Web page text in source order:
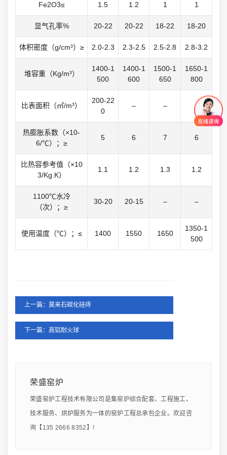
Fe2O3≤ 1.5 1.2 1 1
显气孔率% 20-22 20-22 18-22 18-20
体积密度（g/cm³）≥ 2.0-2.3 2.3-2.5 2.5-2.8 2.8-3.2
堆容重（Kg/m³）
1400-1
500
1400-1
600
1500-1
650
1650-1
800
比表面积（㎡/m³）
200-22
0
– – –
热膨胀系数（×10-
6/℃）；≥
5 6 7 6
比热容参考值（×10
3/Kg.K）
1.1 1.2 1.3 1.2
1100℃水冷
（次）；≥
30-20 20-15 – –
使用温度（℃）；≤ 1400 1550 1650
1350-1
500
上一篇：莫来石碳化硅砖
下一篇：高铝耐火球
荣盛窑炉
荣盛窑炉工程技术有限公司是集窑炉综合配套、工程施工、
技术服务、烘炉服务为一体的窑炉工程总承包企业。欢迎咨
询【135 2666 8352】!